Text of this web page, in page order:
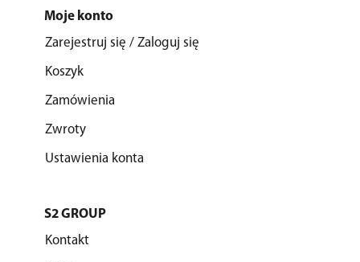
Moje konto
Zarejestruj się / Zaloguj się
Koszyk
Zamówienia
Zwroty
Ustawienia konta
S2 GROUP
Kontakt